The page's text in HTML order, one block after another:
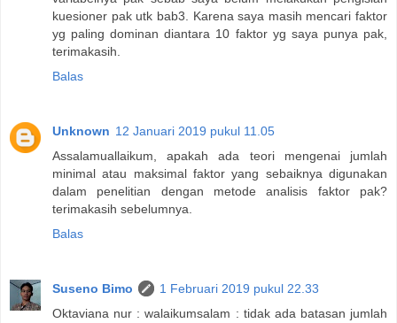
kuesioner pak utk bab3. Karena saya masih mencari faktor
yg paling dominan diantara 10 faktor yg saya punya pak,
terimakasih.
Balas
Unknown 12 Januari 2019 pukul 11.05
Assalamuallaikum, apakah ada teori mengenai jumlah
minimal atau maksimal faktor yang sebaiknya digunakan
dalam penelitian dengan metode analisis faktor pak?
terimakasih sebelumnya.
Balas
Suseno Bimo
1 Februari 2019 pukul 22.33
Oktaviana nur : walaikumsalam : tidak ada batasan jumlah